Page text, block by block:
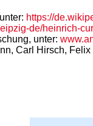
https://
de/heinrich-
unter:
Carl Hirsch,